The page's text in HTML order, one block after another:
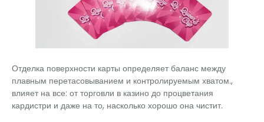
Отделка поверхности карты определяет баланс между
плавным перетасовыванием и контролируемым хватом.,
влияет на все: от торговли в казино до процветания
кардистри и даже на то, насколько хорошо она чистит.